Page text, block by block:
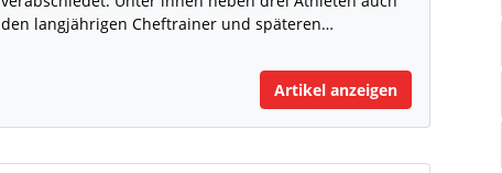
den langjährigen Cheftrainer und späteren…
Artikel anzeigen